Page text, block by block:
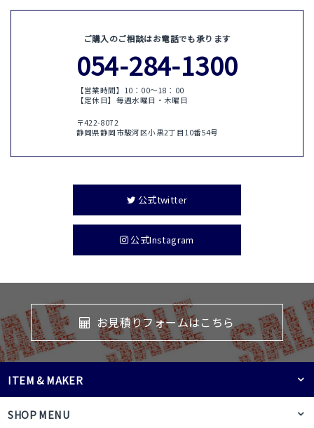
ご購入のご相談はお電話でも承ります
054-284-1300
【営業時間】10：00〜18：00
【定休日】毎週水曜日・木曜日
〒422-8072
静岡県静岡市駿河区小黒2丁目10番54号
公式twitter
公式Instagram
お見積りフォームはこちら
SHOP MENU
ITEM & MAKER